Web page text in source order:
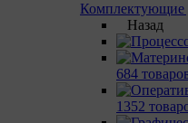
Комплектующие
Назад
684
1352